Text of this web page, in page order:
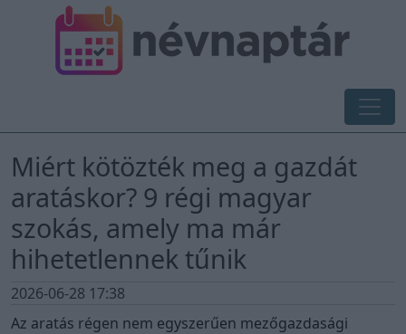
Miért kötözték meg a gazdát
aratáskor? 9 régi magyar
szokás, amely ma már
hihetetlennek tűnik
2026-06-28 17:38
Az aratás régen nem egyszerűen mezőgazdasági